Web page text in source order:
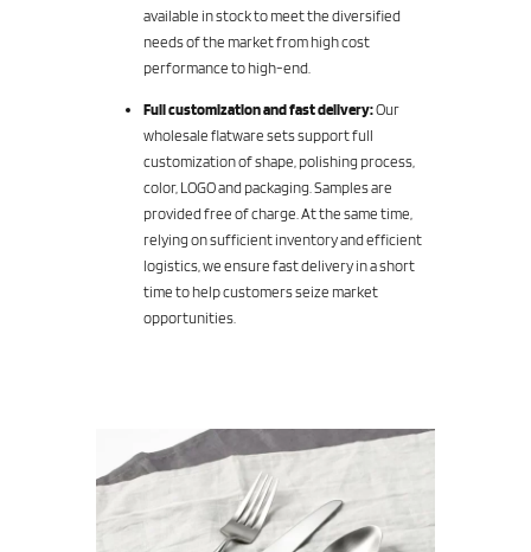
available in stock to meet the diversified
needs of the market from high cost
performance to high-end.
Full customization and fast delivery:Our
wholesale flatware sets support full
customization of shape, polishing process,
color, LOGO and packaging. Samples are
provided free of charge. At the same time,
relying on sufficient inventory and efficient
logistics, we ensure fast delivery in a short
time to help customers seize market
opportunities.